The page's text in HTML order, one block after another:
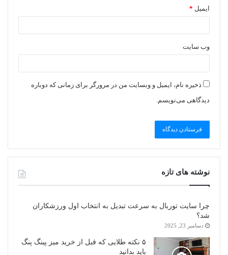
ایمیل *
وب‌ سایت
ذخیره نام، ایمیل و وبسایت من در مرورگر برای زمانی که دوباره
دیدگاهی می‌نویسم.
نوشته های تازه
چرا سایت توربال به ‌سرعت تبدیل به انتخاب اول ورزشکاران
شد؟
دسامبر 23, 2025
۵ نکته طلایی که قبل از خرید میز پینگ پنگ
باید بدانید